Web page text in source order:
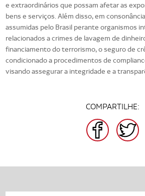
e extraordinários que possam afetar as
bens e serviços. Além disso, em
assumidas pelo Brasil perante organismos
relacionados a crimes de lavagem de
financiamento do terrorismo, o seguro de
condicionado a procedimentos de
visando assegurar a integridade e a
COMPARTILHE:
FACEBOOK